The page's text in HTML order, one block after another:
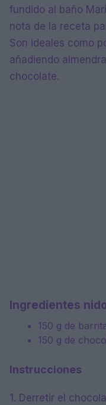
fundido al baño
nota de la receta
Son ideales como
añadiendo
chocolate.
Ingredientes
150 g de
150 g de
Instrucciones
1. Derretir el